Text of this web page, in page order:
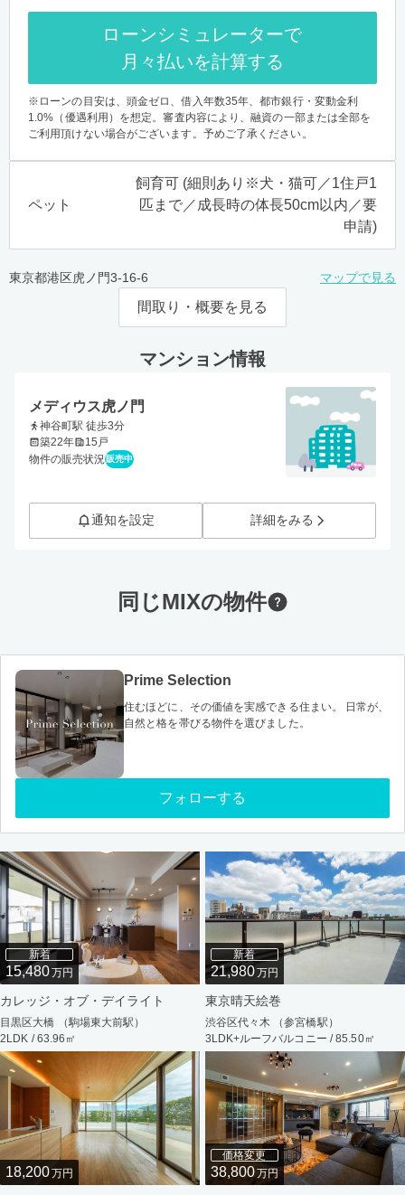
ローンシミュレーターで
月々払いを計算する
※ローンの目安は、頭金ゼロ、借入年数35年、都市銀行・変動金利
1.0%（優遇利用）を想定。審査内容により、融資の一部または全部を
ご利用頂けない場合がございます。予めご了承ください。
ペット
飼育可 (細則あり※犬・猫可／1住戸1
匹まで／成長時の体長50cm以内／要
申請)
東京都港区虎ノ門3-16-6 マップで見る
間取り・概要を見る
マンション情報
メディウス虎ノ門
神谷町駅 徒歩3分
築22年
15戸
物件の販売状況 販売中
通知を設定 詳細をみる
同じMIXの物件
Prime Selection
住むほどに、その価値を実感できる住まい。 日常が、
自然と格を帯びる物件を選びました。
フォローする
新着
15,480万円
カレッジ・オブ・デイライト
目黒区大橋 （駒場東大前駅）
2LDK / 63.96㎡
新着
21,980万円
東京晴天絵巻
渋谷区代々木 （参宮橋駅）
3LDK+ルーフバルコニー / 85.50㎡
18,200万円
価格変更
38,800万円